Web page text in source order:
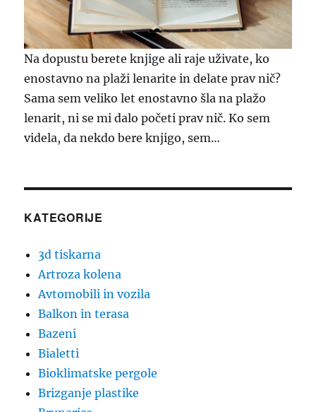
Na dopustu berete knjige ali raje uživate, ko
enostavno na plaži lenarite in delate prav nič?
Sama sem veliko let enostavno šla na plažo
lenarit, ni se mi dalo početi prav nič. Ko sem
videla, da nekdo bere knjigo, sem…
KATEGORIJE
3d tiskarna
Artroza kolena
Avtomobili in vozila
Balkon in terasa
Bazeni
Bialetti
Bioklimatske pergole
Brizganje plastike